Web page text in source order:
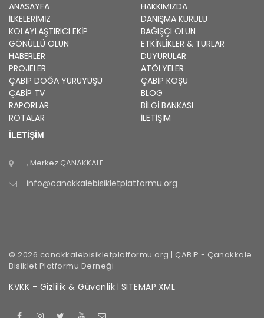
ANASAYFA
HAKKIMIZDA
İLKELERIMIZ
DANIŞMA KURULU
KOLAYLAŞTIRICI EKIP
BAĞIŞÇI OLUN
GÖNÜLLÜ OLUN
ETKINLIKLER & TURLAR
HABERLER
DUYURULAR
PROJELER
ATÖLYELER
ÇABİP DOĞA YÜRÜYÜŞÜ ÇABİP KOŞU
ÇABİP TV
BLOG
RAPORLAR
BILGI BANKASI
ROTALAR
İLETİŞİM
İLETİŞİM
, Merkez ÇANAKKALE
info@canakkalebisikletplatformu.org
© 2026 canakkalebisikletplatformu.org | ÇABİP - Çanakkale
Bisiklet Platformu Derneği
KVKK - Gizlilik & Güvenlik | SITEMAP.XML